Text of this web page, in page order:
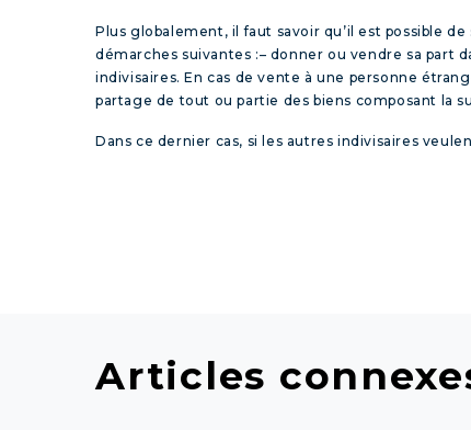
Plus globalement, il faut savoir qu’il est possible
démarches suivantes :– donner ou vendre sa part
indivisaires. En cas de vente à une personne
partage de tout ou partie des biens composant la
Dans ce dernier cas, si les autres indivisaires
Articles